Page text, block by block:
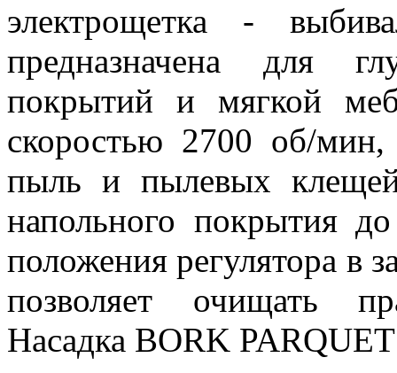
электрощетка -
предназначена для
покрытий и мягкой
скоростью 2700 об/
пыль и пылевых
напольного покрытия
положения регулятора в
позволяет очищать
Насадка BORK PARQUET